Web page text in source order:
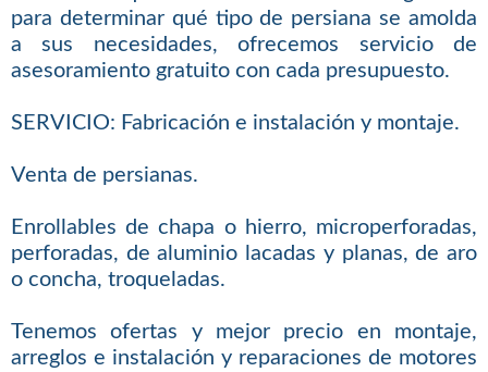
para determinar qué tipo de persiana se amolda
a sus necesidades, ofrecemos servicio de
asesoramiento gratuito con cada presupuesto.
SERVICIO: Fabricación e instalación y montaje.
Venta de persianas.
Enrollables de chapa o hierro, microperforadas,
perforadas, de aluminio lacadas y planas, de aro
o concha, troqueladas.
Tenemos ofertas y mejor precio en montaje,
arreglos e instalación y reparaciones de motores